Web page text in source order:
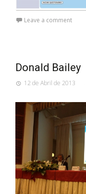
Leave a comment
Donald Bailey
12 de Abril de 2013